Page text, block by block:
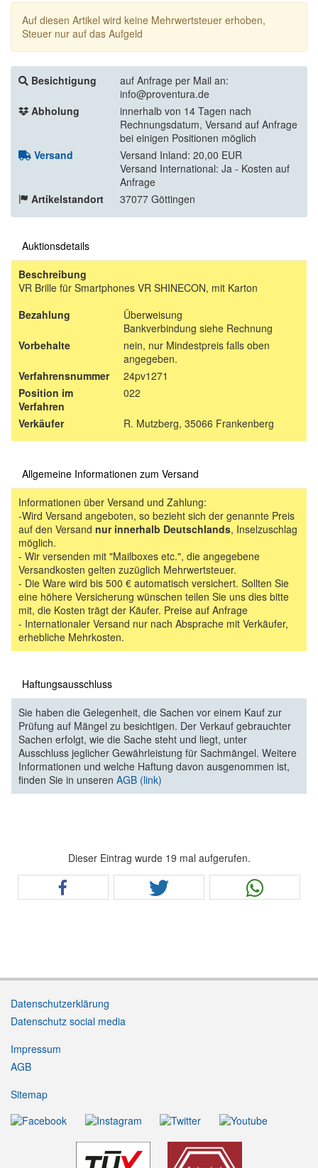
Auf diesen Artikel wird keine Mehrwertsteuer erhoben,
Steuer nur auf das Aufgeld
Besichtigung
auf Anfrage per Mail an:
info@proventura.de
Abholung
innerhalb von 14 Tagen nach
Rechnungsdatum, Versand auf Anfrage
bei einigen Positionen möglich
Versand
Versand Inland: 20,00 EUR
Versand International: Ja - Kosten auf
Anfrage
Artikelstandort
37077 Göttingen
Auktionsdetails
Beschreibung
VR Brille für Smartphones VR SHINECON, mit Karton
Bezahlung
Überweisung
Bankverbindung siehe Rechnung
Vorbehalte
nein, nur Mindestpreis falls oben
angegeben.
Verfahrensnummer
24pv1271
Position im
Verfahren
022
Verkäufer R. Mutzberg, 35066 Frankenberg
Allgemeine Informationen zum Versand
Informationen über Versand und Zahlung:
-Wird Versand angeboten, so bezieht sich der genannte Preis
auf den Versand nur innerhalb Deutschlands, Inselzuschlag
möglich.
- Wir versenden mit "Mailboxes etc.", die angegebene
Versandkosten gelten zuzüglich Mehrwertsteuer.
- Die Ware wird bis 500 € automatisch versichert. Sollten Sie
eine höhere Versicherung wünschen teilen Sie uns dies bitte
mit, die Kosten trägt der Käufer. Preise auf Anfrage
- Internationaler Versand nur nach Absprache mit Verkäufer,
erhebliche Mehrkosten.
Haftungsausschluss
Sie haben die Gelegenheit, die Sachen vor einem Kauf zur
Prüfung auf Mängel zu besichtigen. Der Verkauf gebrauchter
Sachen erfolgt, wie die Sache steht und liegt, unter
Ausschluss jeglicher Gewährleistung für Sachmängel. Weitere
Informationen und welche Haftung davon ausgenommen ist,
finden Sie in unseren AGB (link)
Dieser Eintrag wurde 19 mal aufgerufen.
Datenschutzerklärung
Datenschutz social media
Impressum
AGB
Sitemap